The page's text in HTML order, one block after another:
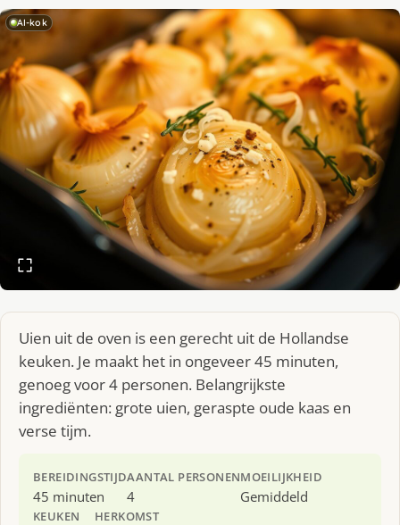
AI-kok
Uien uit de oven is een gerecht uit de Hollandse
keuken. Je maakt het in ongeveer 45 minuten,
genoeg voor 4 personen. Belangrijkste
ingrediënten: grote uien, geraspte oude kaas en
verse tijm.
BEREIDINGSTIJD
45 minuten
AANTAL PERSONEN
4
MOEILIJKHEID
Gemiddeld
KEUKEN HERKOMST